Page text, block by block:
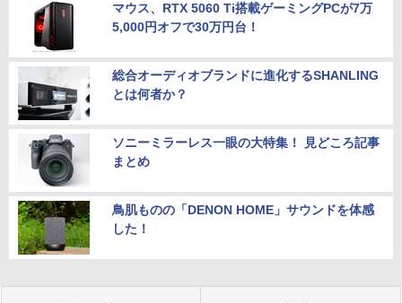
マウス、RTX 5060 Ti搭載ゲーミングPCが7万
5,000円オフで30万円台！
総合オーディオブランドに進化するSHANLING
とは何者か？
ソニーミラーレス一眼の大特集！ 見どころ記事
まとめ
鳥肌ものの「DENON HOME」サウンドを体感
した！